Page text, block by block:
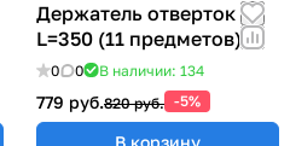
Держатель отверток
L=350 (11 предметов)
0 0 В наличии: 134
779 руб.820 руб. -5%